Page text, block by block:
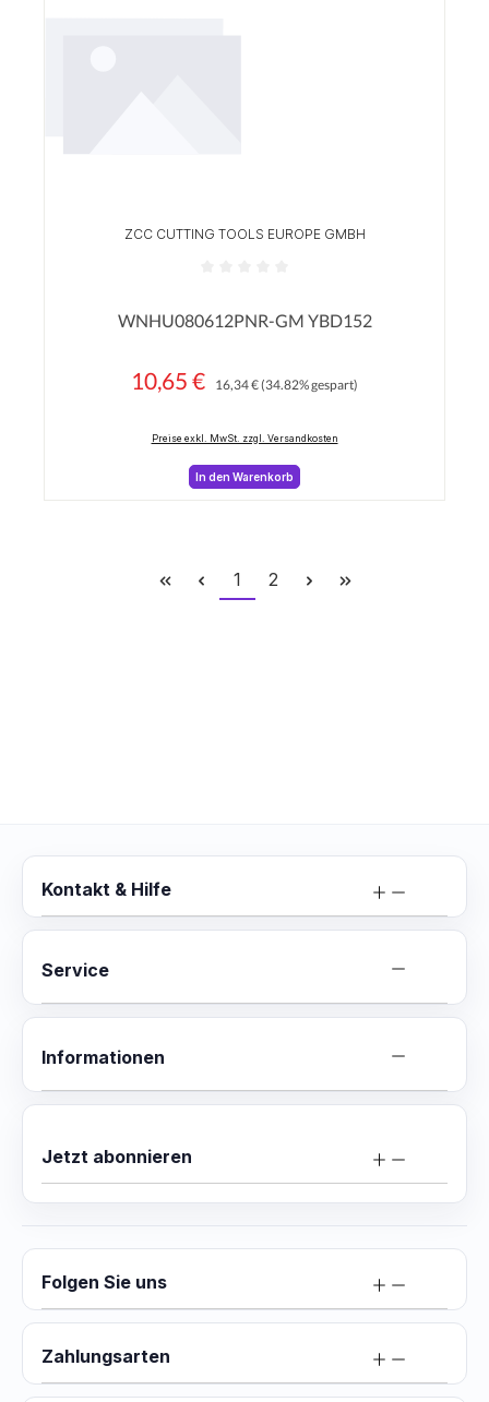
ZCC CUTTING TOOLS EUROPE GMBH
WNHU080612PNR-GM YBD152
Verkaufspreis:
10,65 € 16,34 €(34.82% gespart)
Preise exkl. MwSt. zzgl. Versandkosten
In den Warenkorb
Seite
1 Seite
2
Kontakt & Hilfe
Service
Informationen
Jetzt abonnieren
Folgen Sie uns
Zahlungsarten